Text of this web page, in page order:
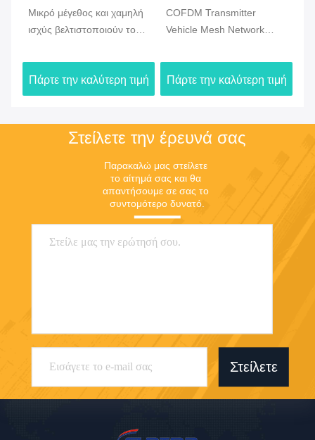
Μικρό μέγεθος και χαμηλή
ισχύς βελτιστοποιούν το
γρήγορη ανάπτυξη και
συνδεσιμότητα με Drone
μακρινών αποστάσεων
Πάρτε την καλύτερη τιμή
COFDM Transmitter
Vehicle Mesh Network
υποστηρίζει ασύρματη
επικοινωνία χωρίς κεντρική
πύλη
Πάρτε την καλύτερη τιμή
Στείλετε την έρευνά σας
Παρακαλώ μας στείλετε
το αίτημά σας και θα
απαντήσουμε σε σας το
συντομότερο δυνατό.
Στείλετε